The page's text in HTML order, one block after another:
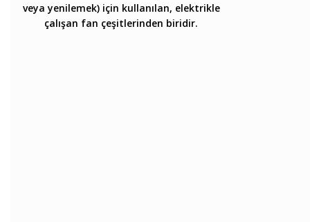
veya yenilemek) için kullanılan, elektrikle
çalışan fan çeşitlerinden biridir.